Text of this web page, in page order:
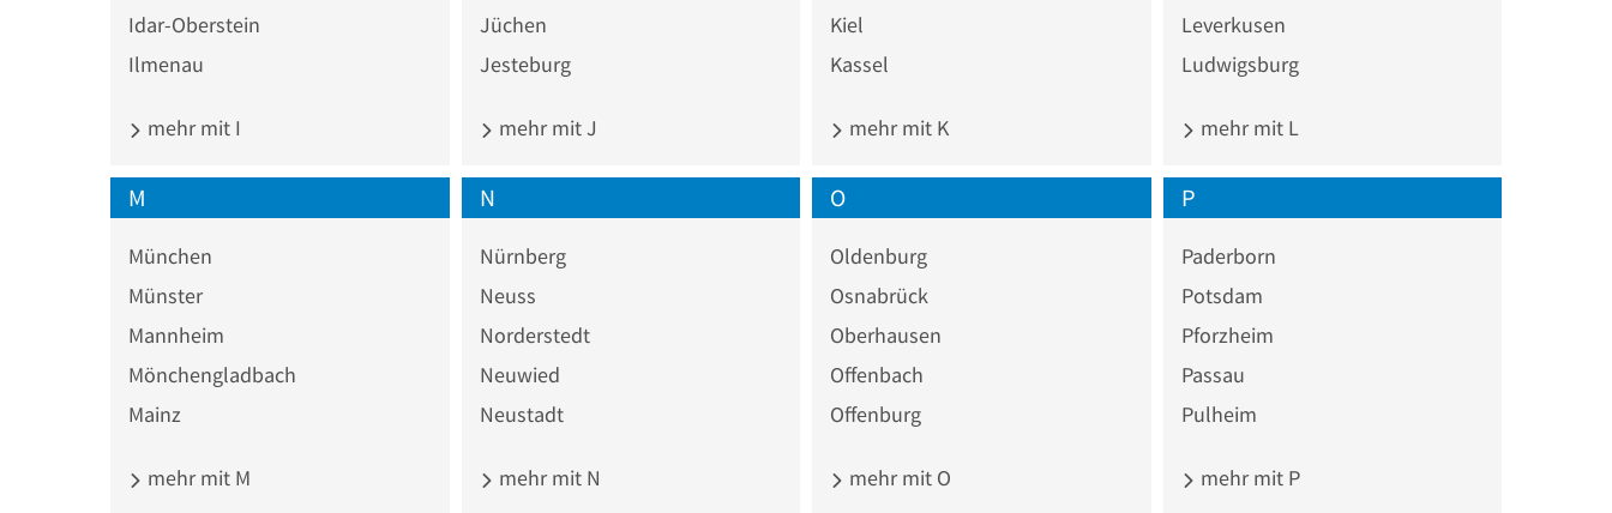
Idar-Oberstein
Ilmenau
mehr mit I
Jüchen
Jesteburg
mehr mit J
Kiel
Kassel
mehr mit K
Leverkusen
Ludwigsburg
mehr mit L
M
München
Münster
Mannheim
Mönchengladbach
Mainz
mehr mit M
N
Nürnberg
Neuss
Norderstedt
Neuwied
Neustadt
mehr mit N
O
Oldenburg
Osnabrück
Oberhausen
Offenbach
Offenburg
mehr mit O
P
Paderborn
Potsdam
Pforzheim
Passau
Pulheim
mehr mit P